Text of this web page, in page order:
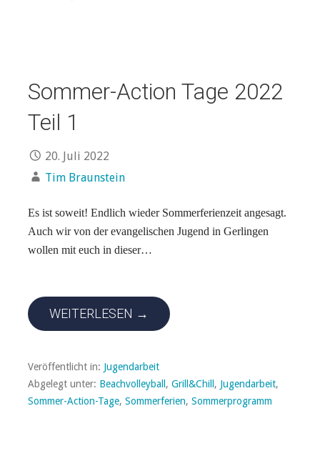
Sommer-Action Tage 2022
Teil 1
20. Juli 2022
Tim Braunstein
Es ist soweit! Endlich wieder Sommerferienzeit angesagt.
Auch wir von der evangelischen Jugend in Gerlingen
wollen mit euch in dieser…
WEITERLESEN →
Veröffentlicht in: Jugendarbeit
Abgelegt unter: Beachvolleyball , Grill&Chill , Jugendarbeit,
Sommer-Action-Tage, Sommerferien, Sommerprogramm